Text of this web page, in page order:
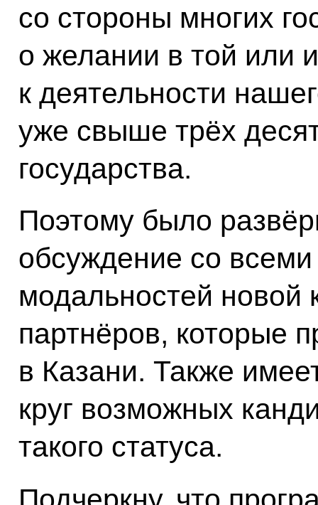
со стороны многих
о желании в той или
к деятельности
уже свыше трёх
государства.
Поэтому было
обсуждение со
модальностей новой
партнёров, которые
в Казани. Также
круг возможных
такого статуса.